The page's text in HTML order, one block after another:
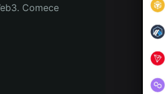
Comece